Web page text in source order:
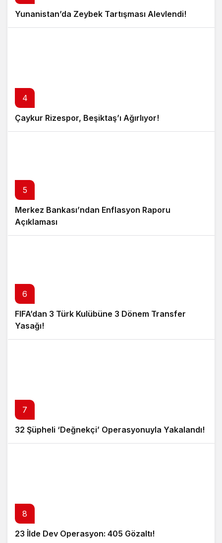
Yunanistan’da Zeybek Tartışması Alevlendi!
4
Çaykur Rizespor, Beşiktaş’ı Ağırlıyor!
5
Merkez Bankası’ndan Enflasyon Raporu
Açıklaması
6
FIFA’dan 3 Türk Kulübüne 3 Dönem Transfer
Yasağı!
7
32 Şüpheli ‘Değnekçi’ Operasyonuyla Yakalandı!
8
23 İlde Dev Operasyon: 405 Gözaltı!